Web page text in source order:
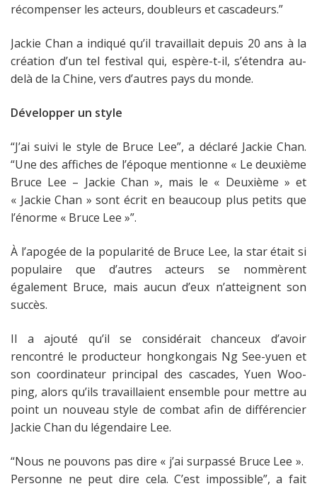
récompenser les acteurs, doubleurs et cascadeurs.”
Jackie Chan a indiqué qu’il travaillait depuis 20 ans à la
création d’un tel festival qui, espère-t-il, s’étendra au-
delà de la Chine, vers d’autres pays du monde.
Développer un style
“J’ai suivi le style de Bruce Lee”, a déclaré Jackie Chan.
“Une des affiches de l’époque mentionne « Le deuxième
Bruce Lee – Jackie Chan », mais le « Deuxième » et
« Jackie Chan » sont écrit en beaucoup plus petits que
l’énorme « Bruce Lee »”.
À l’apogée de la popularité de Bruce Lee, la star était si
populaire que d’autres acteurs se nommèrent
également Bruce, mais aucun d’eux n’atteignent son
succès.
Il a ajouté qu’il se considérait chanceux d’avoir
rencontré le producteur hongkongais Ng See-yuen et
son coordinateur principal des cascades, Yuen Woo-
ping, alors qu’ils travaillaient ensemble pour mettre au
point un nouveau style de combat afin de différencier
Jackie Chan du légendaire Lee.
“Nous ne pouvons pas dire « j’ai surpassé Bruce Lee ».
Personne ne peut dire cela. C’est impossible”, a fait